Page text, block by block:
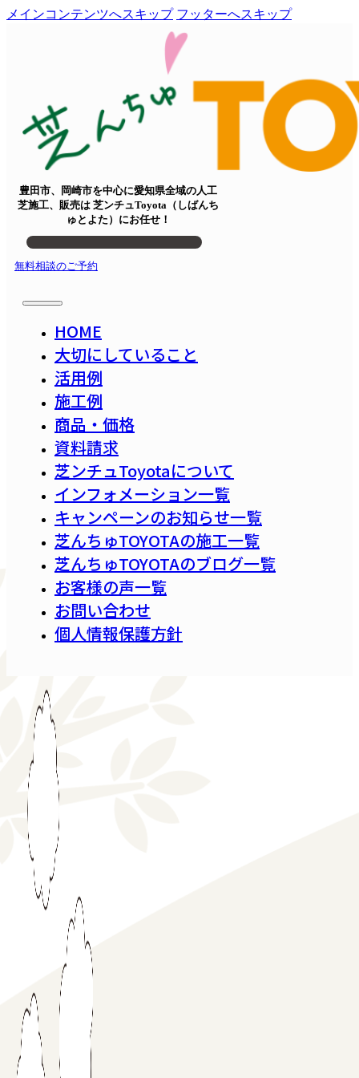
メインコンテンツへスキップ フッターへスキップ
豊田市、岡崎市を中心に愛知県全域の人工
芝施工、販売は 芝ンチュToyota（しばんち
ゅとよた）にお任せ！
無料相談のご予約
HOME
大切にしていること
活用例
施工例
商品・価格
資料請求
芝ンチュToyotaについて
インフォメーション一覧
キャンペーンのお知らせ一覧
芝んちゅTOYOTAの施工一覧
芝んちゅTOYOTAのブログ一覧
お客様の声一覧
お問い合わせ
個人情報保護方針